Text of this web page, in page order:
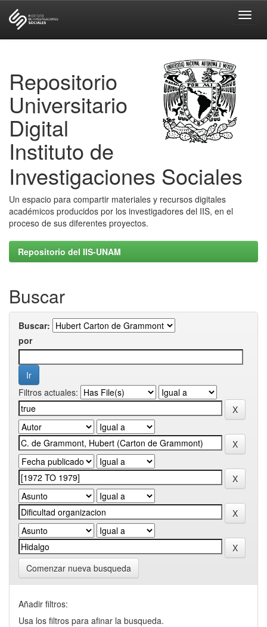
Repositorio
Universitario
Digital
Instituto de
Investigaciones Sociales
Un espacio para compartir materiales y recursos digitales
académicos producidos por los investigadores del IIS, en el
proceso de sus diferentes proyectos.
Repositorio del IIS-UNAM
Buscar
Buscar:
por
Filtros actuales:
Comenzar nueva busqueda
Añadir filtros:
Usa los filtros para afinar la busqueda.